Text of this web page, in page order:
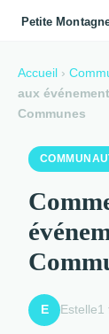
Accueil ›
aux
Communes
E Estelle1